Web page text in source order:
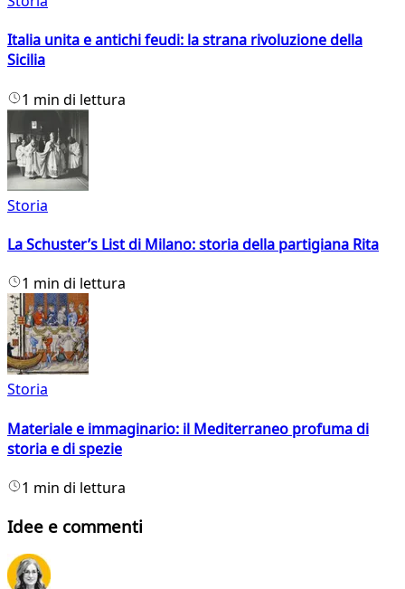
Italia unita e antichi feudi: la strana rivoluzione della
Sicilia
1 min di lettura
Storia
La Schuster’s List di Milano: storia della partigiana Rita
1 min di lettura
Storia
Materiale e immaginario: il Mediterraneo profuma di
storia e di spezie
1 min di lettura
Idee e commenti